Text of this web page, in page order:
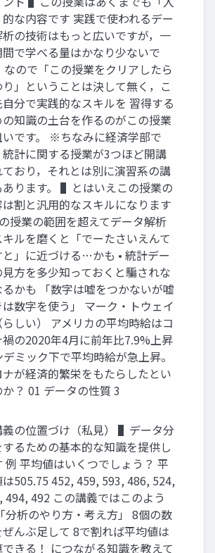
な内容です 実践で使われるデー
析の技術はもっと広いですが，一
で学べる量はかなり少ないで
なので「この授業をクリアしたら
」ということは決して無く，こ
自分で実践的なスキルを 習得する
の知識の土台を作るのがこの授業
いです。 ※ちなみに経済学部で
統計に関する授業が3つほど開講
ており，それとは別に演習系の講
ります。 ▌とはいえこの授業の
は割と汎用的なスキルになります
授業の範囲を超えてデータ解析
キルを磨くと「でーたさいえんて
と」に近づける…かも • 統計デー
見方を多少知っておくと騙されな
るかも 「数字は嘘をつかないが嘘
は数字を使う」 マーク・トウェイ
らしい） アメリカの平均時給はコ
禍の2020年4月に前年比7.9%上昇
ミック下で平均時給が急上昇。
ナが経済的繁栄をもたらしたとい
か？ 01 データの性質 3
義の位置づけ（私見） ▌データ分
るための基本的な知識を提供し
例 平均値はいくつでしょう？ 平
505.75 452, 459, 593, 486, 524,
494, 492 この講義ではこのよう
分析のやり方・考え方」 8個の数
んぶ足して 8で割れば平均値は
きる！ につながる知識を教えて